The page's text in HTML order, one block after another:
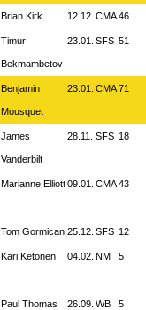
Brian Kirk 12.12. CMA46
Timur
Bekmambetov
23.01. SFS 51
Benjamin
Mousquet
23.01. CMA71
James
Vanderbilt
28.11. SFS 18
Marianne Elliott09.01. CMA43
Tom Gormican 25.12. SFS 12
Kari Ketonen 04.02. NM 5
Paul Thomas 26.09. WB 5